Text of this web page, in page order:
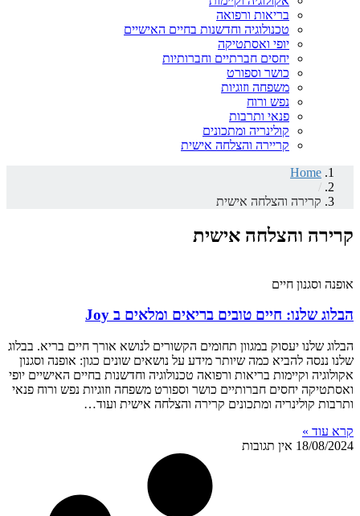
בריאות ורפואה
טכנולוגיה וחדשנות בחיים האישיים
יופי ואסתטיקה
יחסים חברתיים וחברותיות
כושר וספורט
משפחה וזוגיות
נפש ורוח
פנאי ותרבות
קולינריה ומתכונים
קריירה והצלחה אישית
Home
/
קרירה והצלחה אישית
קרירה והצלחה אישית
אופנה וסגנון חיים
הבלוג שלנו: חיים טובים בריאים ומלאים ב Joy
הבלוג שלנו יעסוק במגוון תחומים הקשורים לנושא אורך חיים בריא. בבלוג
שלנו ננסה להביא כמה שיותר מידע על נושאים שונים כגון: אופנה וסגנון
אקולוגיה וקיימות בריאות ורפואה טכנולוגיה וחדשנות בחיים האישיים יופי
ואסתטיקה יחסים חברותיים כושר וספורט משפחה וזוגיות נפש ורוח פנאי
ותרבות קולינריה ומתכונים קרירה והצלחה אישית ועוד…
קרא עוד »
18/08/2024 אין תגובות